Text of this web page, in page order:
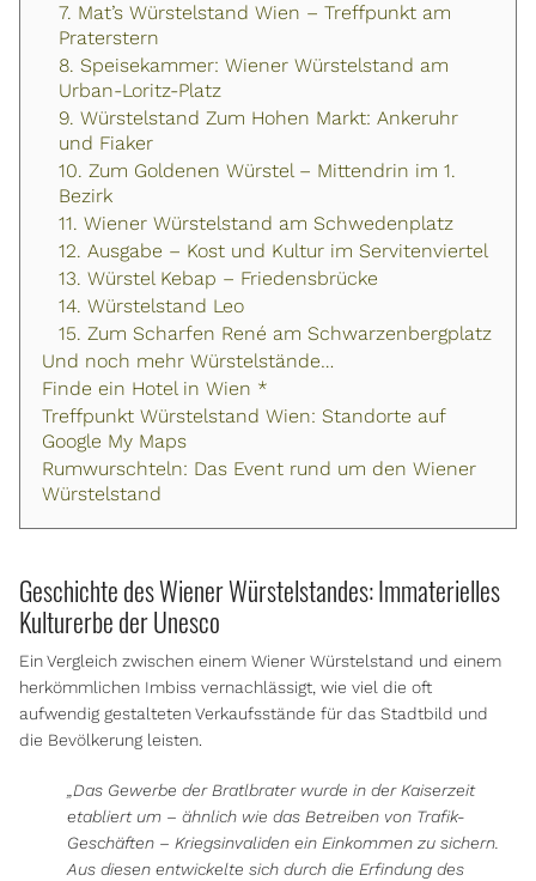
7. Mat’s Würstelstand Wien – Treffpunkt am
Praterstern
8. Speisekammer: Wiener Würstelstand am
Urban-Loritz-Platz
9. Würstelstand Zum Hohen Markt: Ankeruhr
und Fiaker
10. Zum Goldenen Würstel – Mittendrin im 1.
Bezirk
11. Wiener Würstelstand am Schwedenplatz
12. Ausgabe – Kost und Kultur im Servitenviertel
13. Würstel Kebap – Friedensbrücke
14. Würstelstand Leo
15. Zum Scharfen René am Schwarzenbergplatz
Und noch mehr Würstelstände…
Finde ein Hotel in Wien *
Treffpunkt Würstelstand Wien: Standorte auf
Google My Maps
Rumwurschteln: Das Event rund um den Wiener
Würstelstand
Geschichte des Wiener Würstelstandes: Immaterielles
Kulturerbe der Unesco
Ein Vergleich zwischen einem Wiener Würstelstand und einem
herkömmlichen Imbiss vernachlässigt, wie viel die oft
aufwendig gestalteten Verkaufsstände für das Stadtbild und
die Bevölkerung leisten.
„Das Gewerbe der Bratlbrater wurde in der Kaiserzeit
etabliert um – ähnlich wie das Betreiben von Trafik-
Geschäften – Kriegsinvaliden ein Einkommen zu sichern.
Aus diesen entwickelte sich durch die Erfindung des